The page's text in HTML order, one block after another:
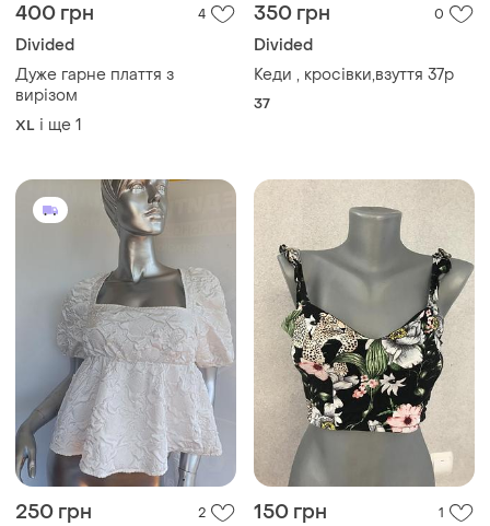
400 грн 4
Divided
Дуже гарне плаття з
вирізом
XL і ще 1
350 грн 0
Divided
Кеди , кросівки,взуття 37р
37
250 грн 2 150 грн 1